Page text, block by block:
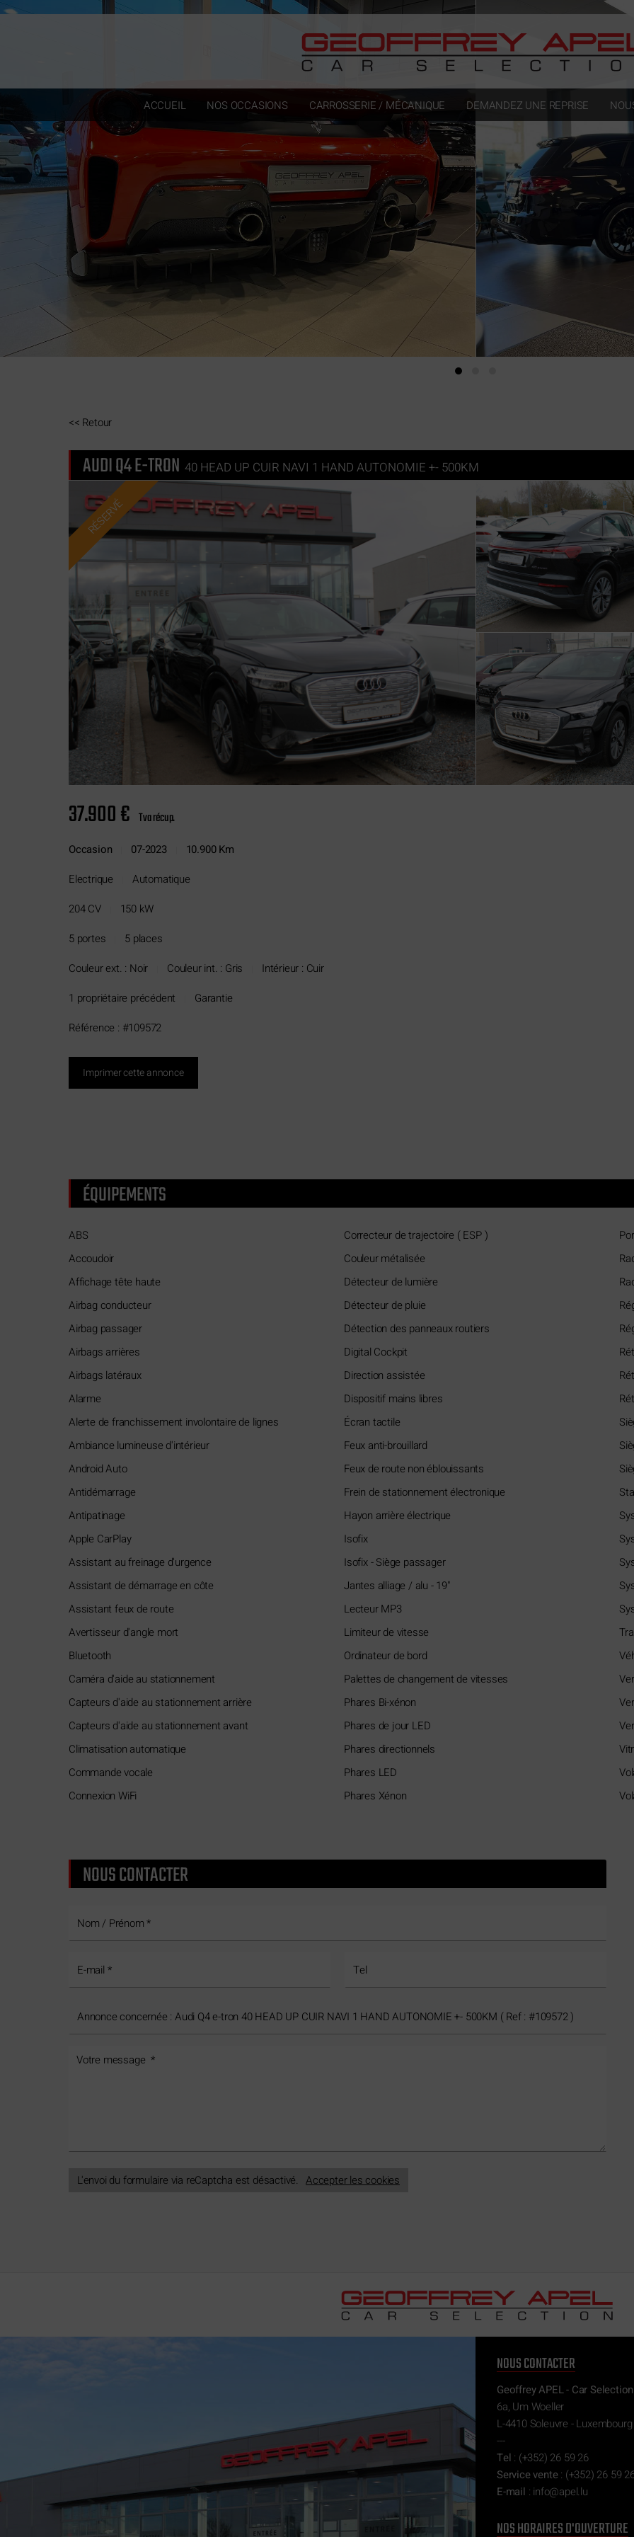
ACCUEIL NOS OCCASIONS CARROSSERIE / MÉCANIQUE DEMANDEZ UNE REPRISE
<< Retour
AUDI Q4 E-TRON 40 HEAD UP CUIR NAVI 1 HAND AUTONOMIE +- 500KM
RÉSERVÉ
37.900 € Tva récup.
Occasion 07-2023
10.900 Km
Electrique
Automatique
204 CV
150 kW
5 portes
5 places
Couleur ext. : Noir
Couleur int. : Gris
Intérieur : Cuir
1 propriétaire précédent
Garantie
Référence : #109572
Imprimer cette annonce
ÉQUIPEMENTS
ABS
Accoudoir
Affichage tête haute
Airbag conducteur
Airbag passager
Airbags arrières
Airbags latéraux
Alarme
Alerte de franchissement involontaire de lignes
Ambiance lumineuse d'intérieur
Android Auto
Antidémarrage
Antipatinage
Apple CarPlay
Assistant au freinage d'urgence
Assistant de démarrage en côte
Assistant feux de route
Avertisseur d'angle mort
Bluetooth
Caméra d'aide au stationnement
Capteurs d'aide au stationnement arrière
Capteurs d'aide au stationnement avant
Climatisation automatique
Commande vocale
Connexion WiFi
Correcteur de trajectoire ( ESP )
Couleur métalisée
Détecteur de lumière
Détecteur de pluie
Détection des panneaux routiers
Digital Cockpit
Direction assistée
Dispositif mains libres
Écran tactile
Feux anti-brouillard
Feux de route non éblouissants
Frein de stationnement électronique
Hayon arrière électrique
Isofix
Isofix - Siège passager
Jantes alliage / alu - 19"
Lecteur MP3
Limiteur de vitesse
Ordinateur de bord
Palettes de changement de vitesses
Phares Bi-xénon
Phares de jour LED
Phares directionnels
Phares LED
Phares Xénon
NOUS CONTACTER
L'envoi du formulaire via reCaptcha est désactivé. Accepter les cookies
NOUS CONTACTER
Geoffrey APEL - Car Selection
6a, Um Woeller
L-4410 Soleuvre - Luxembourg
---
Tel : (+352) 26 59 26
Service vente: (+352) 26 59
E-mail : ul.l
epa@of
ni
NOS HORAIRES D'OUVERTURE
Paramètres avancés des cookies